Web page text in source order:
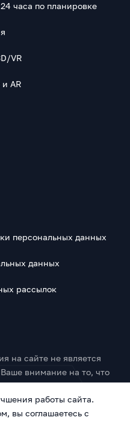
часа по планировке
VR
AR
персональных данных
данных
рассылок
на сайте не является
внимание на то, что
информация об услугах
носит исключительно
каких условиях не
работы сайта.
вы соглашаетесь с